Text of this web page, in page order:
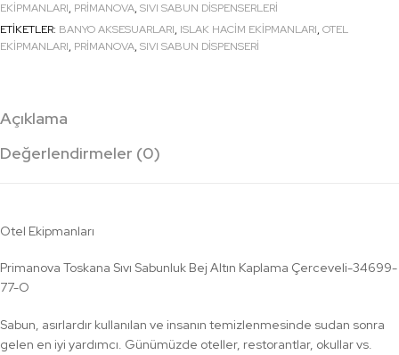
EKİPMANLARI, PRIMANOVA, SIVI SABUN DISPENSERLERI
ETIKETLER: BANYO AKSESUARLARI, ISLAK HACİM EKİPMANLARI, OTEL
EKİPMANLARI, PRIMANOVA, SIVI SABUN DISPENSERI
Açıklama
Değerlendirmeler (0)
Otel Ekipmanları
Primanova Toskana Sıvı Sabunluk Bej Altın Kaplama Çerceveli-34699-
77-O
Sabun, asırlardır kullanılan ve insanın temizlenmesinde sudan sonra
gelen en iyi yardımcı. Günümüzde oteller, restorantlar, okullar vs.